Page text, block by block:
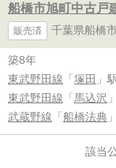
船橋市旭町中古戸
販売済 千葉県船橋
築8年
東武野田線 「 塚田 」
東武野田線 「 馬込沢
武蔵野線 「 船橋法典
該当